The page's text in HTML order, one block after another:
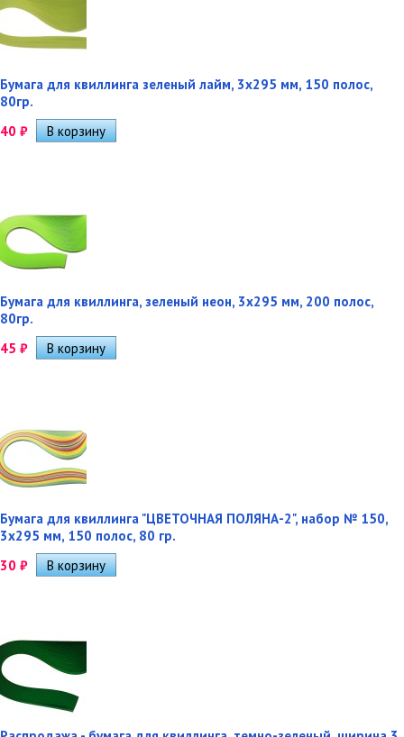
Бумага для квиллинга зеленый лайм, 3х295 мм, 150 полос,
80гр.
40 ₽
Бумага для квиллинга, зеленый неон, 3х295 мм, 200 полос,
80гр.
45 ₽
Бумага для квиллинга "ЦВЕТОЧНАЯ ПОЛЯНА-2", набор № 150,
3х295 мм, 150 полос, 80 гр.
30 ₽